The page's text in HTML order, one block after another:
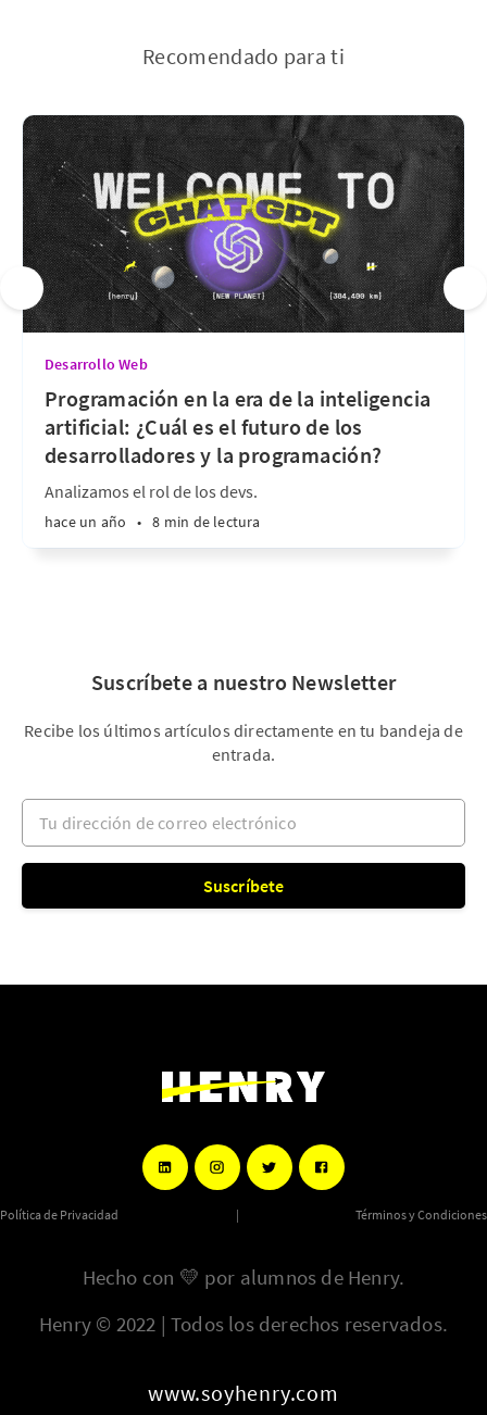
Recomendado para ti
Desarrollo Web
Programación en la era de la inteligencia
artificial: ¿Cuál es el futuro de los
desarrolladores y la programación?
Analizamos el rol de los devs.
hace un año • 8 min de lectura
Suscríbete a nuestro Newsletter
Recibe los últimos artículos directamente en tu bandeja de
entrada.
Tu dirección de correo electrónico
Suscríbete
Política de Privacidad | Términos y Condiciones
Hecho con 💛 por alumnos de Henry.
Henry © 2022 | Todos los derechos reservados.
www.soyhenry.com